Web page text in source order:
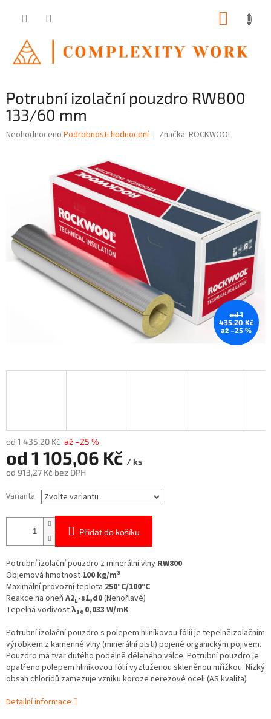
Potrubní izolační pouzdro RW800
133/60 mm
Průměrné
Neohodnoceno Podrobnosti hodnocení Značka: ROCKWOOL
od 1
435,20 Kč
až –25 %
od 1 435,20 Kč až –25 %
od 1 105,06 Kč / ks
od 913,27 Kč bez DPH
cena:
Varianta
Přidat do košíku
Potrubní izolační pouzdro z minerální vlny RW800
Objemová hmotnost 100 kg/m3
Maximální provozní teplota 250°C/100°C
Reakce na oheň A2L-s1,d0(Nehořlavé)
Tepelná vodivostλ10 0,033 W/mK
Potrubní izolační pouzdro s polepem hliníkovou fólií je tepelněizolačním
výrobkem z kamenné vlny (minerální plsti) pojené organickým pojivem.
Pouzdro má tvar dutého podélně děleného válce. Potrubní pouzdro je
opatřeno polepem hliníkovou fólií vyztuženou skleněnou mřížkou. Nízký
obsah chloridů zamezuje vzniku koroze nerezové oceli (AS kvalita)
Detailní informace